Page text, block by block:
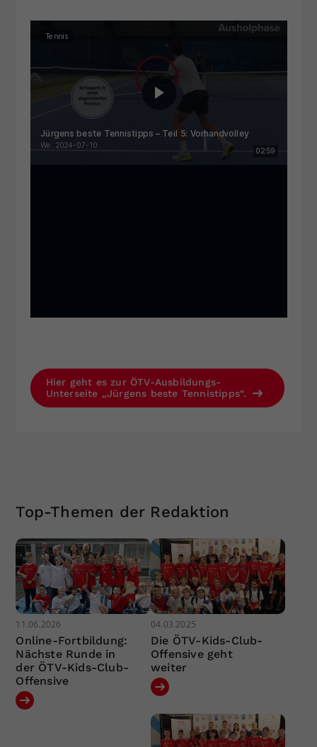
Hier geht es zur ÖTV-Ausbildungs-
Unterseite „Jürgens beste Tennistipps“.
Top-Themen der Redaktion
11.06.2026
Online-Fortbildung:
Nächste Runde in
der ÖTV-Kids-Club-
Offensive
04.03.2025
Die ÖTV-Kids-Club-
Offensive geht
weiter